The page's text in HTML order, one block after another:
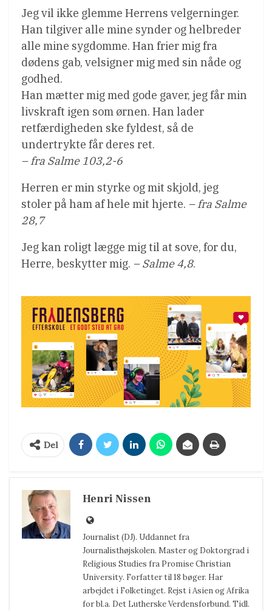
Jeg vil ikke glemme Herrens velgerninger.
Han tilgiver alle mine synder og helbreder
alle mine sygdomme. Han frier mig fra
dødens gab, velsigner mig med sin nåde og
godhed.
Han mætter mig med gode gaver, jeg får min
livskraft igen som ørnen. Han lader
retfærdigheden ske fyldest, så de
undertrykte får deres ret.
– fra Salme 103,2-6
Herren er min styrke og mit skjold, jeg
stoler på ham af hele mit hjerte. – fra Salme
28,7
Jeg kan roligt lægge mig til at sove, for du,
Herre, beskytter mig. – Salme 4,8.
Del
Henri Nissen
Journalist (DJ). Uddannet fra
Journalisthøjskolen. Master og Doktorgrad i
Religious Studies fra Promise Christian
University. Forfatter til 18 bøger. Har
arbejdet i Folketinget. Rejst i Asien og Afrika
for bl.a. Det Lutherske Verdensforbund. Tidl.